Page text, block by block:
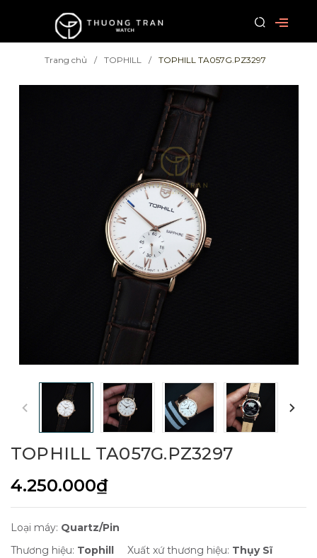
Trang chủ TOPHILL TOPHILL TA057G.PZ3297
TOPHILL TA057G.PZ3297
4.250.000₫
Loại máy: Quartz/Pin
Thương hiệu: Tophill Xuất xứ thương hiệu: Thụy Sĩ